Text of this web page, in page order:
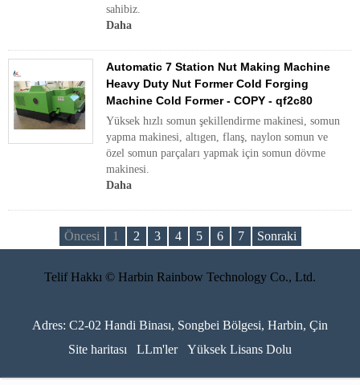
sahibiz.
Daha
Automatic 7 Station Nut Making Machine
Heavy Duty Nut Former Cold Forging
Machine Cold Former - COPY - qf2c80
Yüksek hızlı somun şekillendirme makinesi, somun
yapma makinesi, altıgen, flanş, naylon somun ve
özel somun parçaları yapmak için somun dövme
makinesi.
Daha
Öncesi 1 2 3 4 5 6 7 Sonraki
Telif Hakkı © Harbin Rainbow Technology Co., Ltd.
Adres: C2-02 Handi Binası, Songbei Bölgesi, Harbin, Çin
Site haritası
LLm'ler Yüksek Lisans Dolu